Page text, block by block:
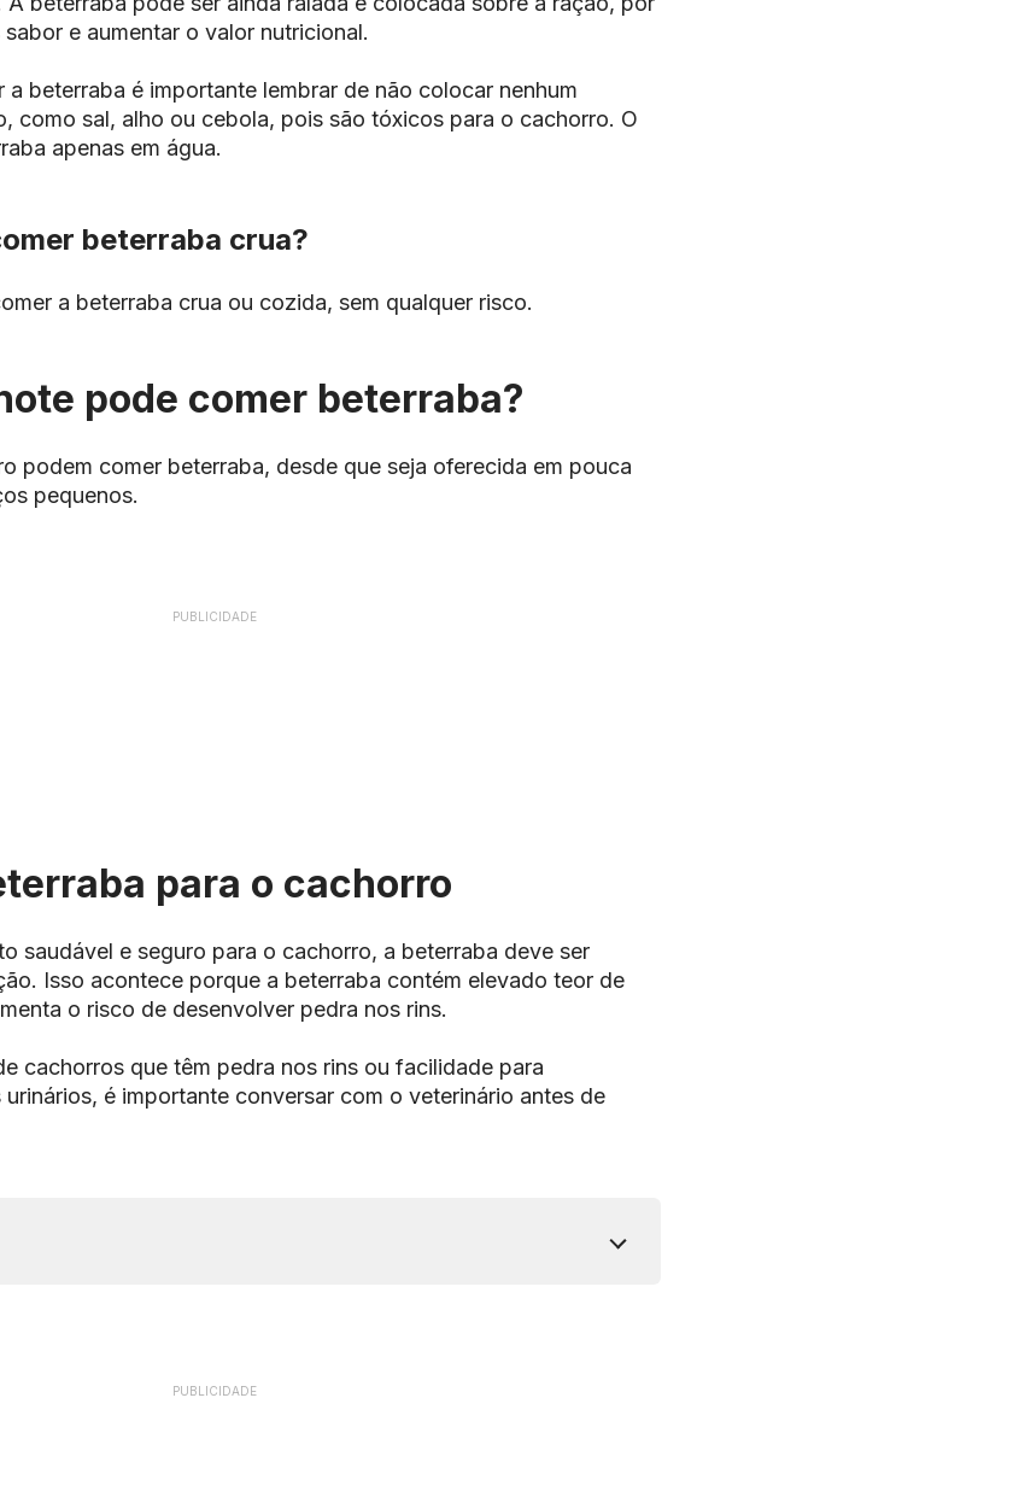
e aumentar o valor nutricional.
a beterraba é importante lembrar de não colocar nenhum
como sal, alho ou cebola, pois são tóxicos para o cachorro. O
apenas em água.
beterraba crua?
a beterraba crua ou cozida, sem qualquer risco.
pode comer beterraba?
podem comer beterraba, desde que seja oferecida em pouca
pequenos.
PUBLICIDADE
para o cachorro
saudável e seguro para o cachorro, a beterraba deve ser
Isso acontece porque a beterraba contém elevado teor de
o risco de desenvolver pedra nos rins.
cachorros que têm pedra nos rins ou facilidade para
é importante conversar com o veterinário antes de
PUBLICIDADE